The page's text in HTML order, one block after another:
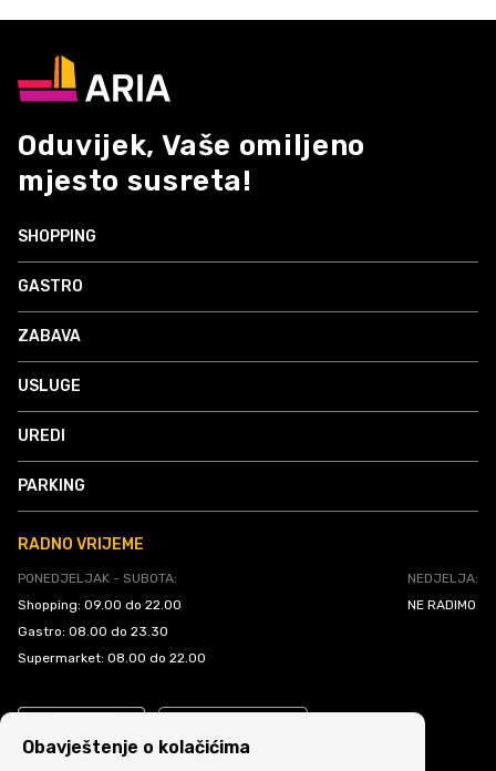
Oduvijek, Vaše omiljeno
mjesto susreta!
SHOPPING
GASTRO
ZABAVA
USLUGE
UREDI
PARKING
RADNO VRIJEME
PONEDJELJAK - SUBOTA:
Shopping: 09.00 do 22.00
Gastro: 08.00 do 23.30
Supermarket: 08.00 do 22.00
NEDJELJA:
NE RADIMO
Obavještenje o kolačićima